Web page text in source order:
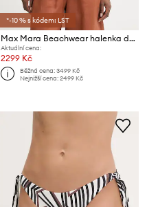
*-10 % s kódem: LST
Max Mara Beachwear halenka dámská s viskózou PELOTA
Aktuální cena:
2299 Kč
Běžná cena:3499 Kč
Nejnižší cena:2499 Kč